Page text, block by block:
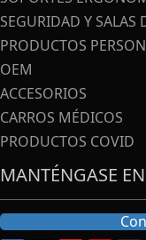
SEGURIDAD Y SALAS
PRODUCTOS
OEM
ACCESORIOS
CARROS MÉDICOS
PRODUCTOS COVID
MANTÉNGASE